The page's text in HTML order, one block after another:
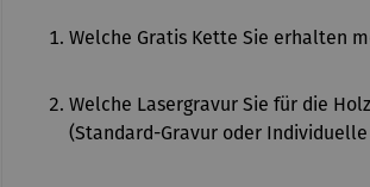
Welche Gratis Kette Sie erhalten
Welche Lasergravur Sie für die
(Standard-Gravur oder Individuelle